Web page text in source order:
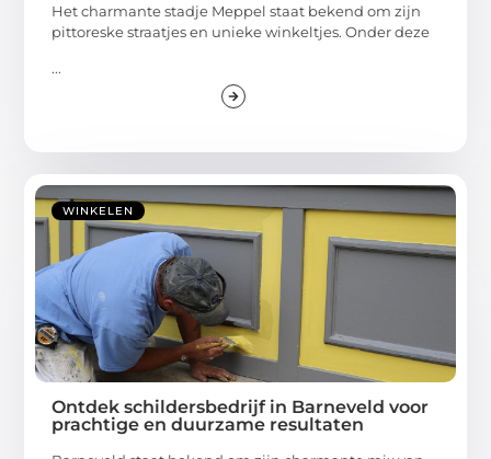
Het charmante stadje Meppel staat bekend om zijn
pittoreske straatjes en unieke winkeltjes. Onder deze
...
WINKELEN
Ontdek schildersbedrijf in Barneveld voor
prachtige en duurzame resultaten